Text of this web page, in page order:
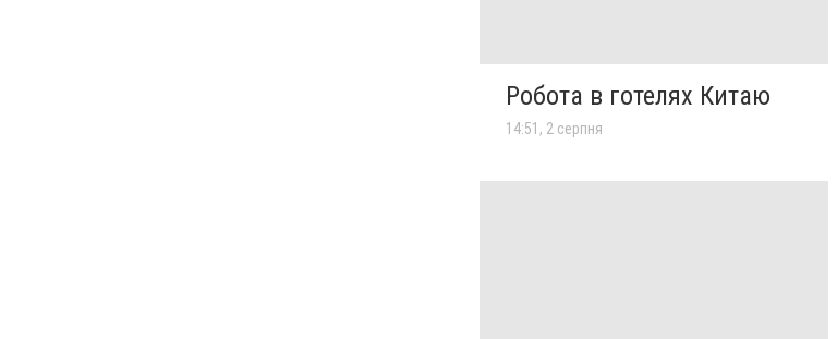
Робота в готелях Китаю
14:51, 2 серпня